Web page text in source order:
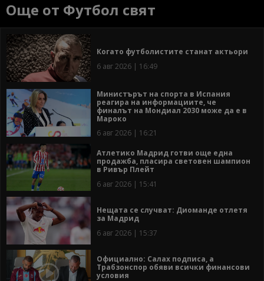
Още от Футбол свят
Когато футболистите станат актьори
6 авг 2026 | 16:49
Министърът на спорта в Испания
реагира на информациите, че
финалът на Мондиал 2030 може да е в
Мароко
6 авг 2026 | 16:21
Атлетико Мадрид готви още една
продажба, пласира световен шампион
в Ривър Плейт
6 авг 2026 | 15:41
Нещата се случват: Диоманде отлетя
за Мадрид
6 авг 2026 | 15:37
Официално: Салах подписа, а
Трабзонспор обяви всички финансови
условия